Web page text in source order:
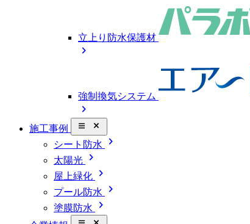
立上り防水保護材
chevron_right
強制換気システム
chevron_right
施工事例 close_small
シート防水 chevron_right
太陽光 chevron_right
屋上緑化 chevron_right
プール防水 chevron_right
塗膜防水 chevron_right